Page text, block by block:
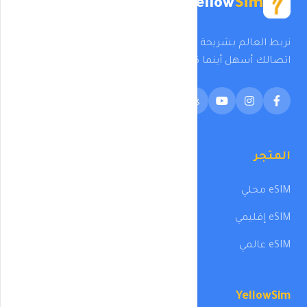
YellowSim
اتصالك أسهل أينما كنت.
المتجر
eSIM محلي
eSIM إقليمي
eSIM عالمي
YellowSim